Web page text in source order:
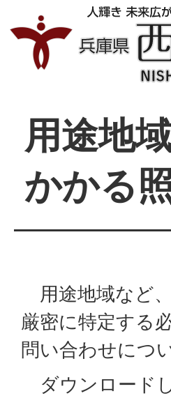
用途地
かかる
用途地域など
厳密に特定する
問い合わせにつ
ダウンロード